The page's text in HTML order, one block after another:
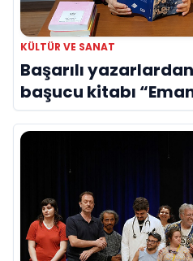
KÜLTÜR VE SANAT
Başarılı
başucu kitabı
yerini aldı